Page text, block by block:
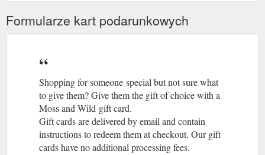
Formularze kart podarunkowych
Shopping for someone special but not sure what
to give them? Give them the gift of choice with a
Moss and Wild gift card.
Gift cards are delivered by email and contain
instructions to redeem them at checkout. Our gift
cards have no additional processing fees.